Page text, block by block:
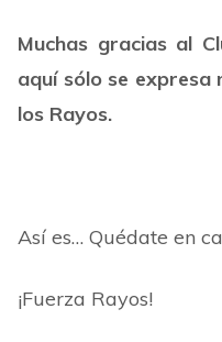
Muchas gracias al
aquí sólo se expresa
los Rayos.
Así es… Quédate en
¡Fuerza Rayos!